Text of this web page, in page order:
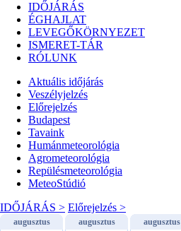
IDŐJÁRÁS
ÉGHAJLAT
LEVEGŐKÖRNYEZET
ISMERET-TÁR
RÓLUNK
Aktuális időjárás
Veszélyjelzés
Előrejelzés
Budapest
Tavaink
Humánmeteorológia
Agrometeorológia
Repülésmeteorológia
MeteoStúdió
IDŐJÁRÁS > Előrejelzés >
augusztus augusztus augusztus